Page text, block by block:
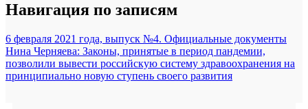
Навигация по записям
6 февраля 2021 года, выпуск №4. Официальные документы
Нина Черняева: Законы, принятые в период пандемии,
позволили вывести российскую систему здравоохранения на
принципиально новую ступень своего развития